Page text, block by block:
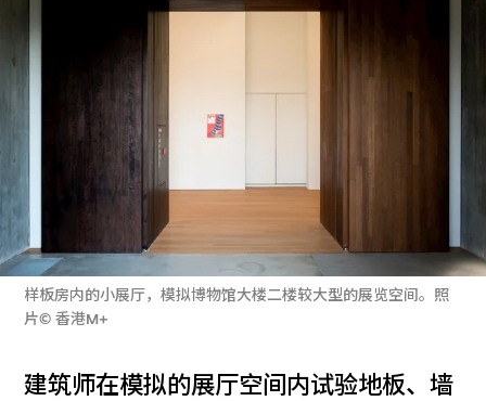
样板房内的小展厅，模拟博物馆大楼二楼较大型的展览空间。照
片© 香港M+
建筑师在模拟的展厅空间内试验地板、墙